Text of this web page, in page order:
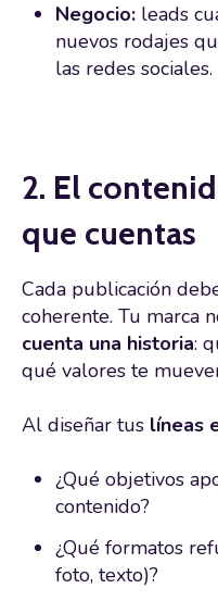
Negocio:leads
nuevos rodajes
las redes sociales.
2. El
que cuentas
Cada publicación
coherente. Tu marca
cuenta una historia:
qué valores te
Al diseñar tus líneas
¿Qué objetivos
contenido?
¿Qué formatos
foto, texto)?